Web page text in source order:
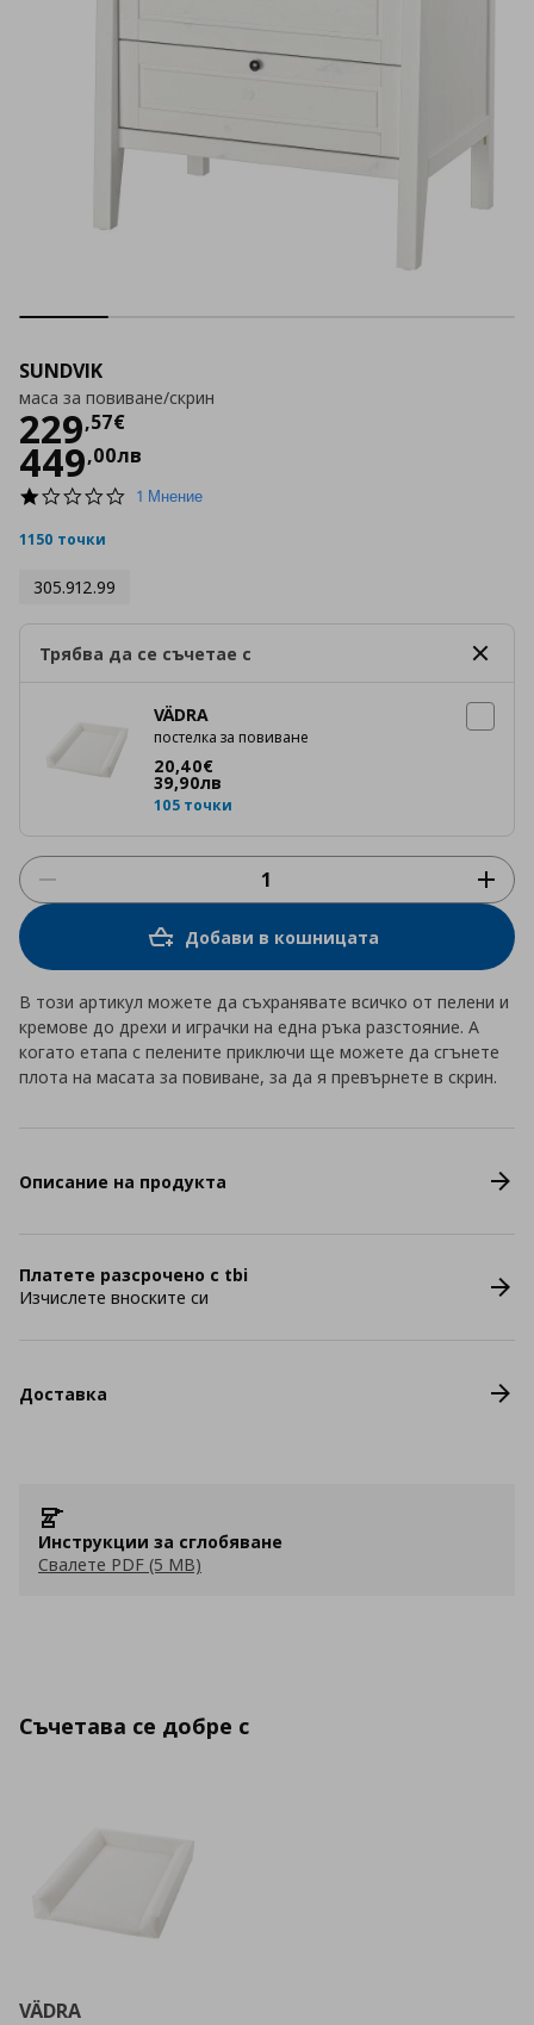
SUNDVIK
маса за повиване/скрин
229,57€
Цена
449,00лв
1.01 Мнение
1150 точки
305.912.99
Трябва да се съчетае с
VÄDRA
постелка за повиване
20,40€
Цена20,40 €
39,90лв
105 точки
Добави в кошницата
В този артикул можете да съхранявате всичко от пелени и
кремове до дрехи и играчки на една ръка разстояние. А
когато етапа с пелените приключи ще можете да сгънете
плота на масата за повиване, за да я превърнете в скрин.
Описание на продукта
Платете разсрочено с tbi
Изчислете вноските си
Доставка
Инструкции за сглобяване
Свалете PDF (5 MB)
Съчетава се добре с
VÄDRA